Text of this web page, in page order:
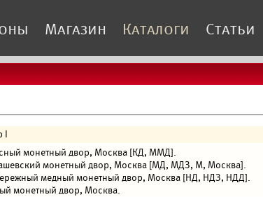
Магазин Каталоги Статьи
I
монетный двор, Москва [КД, ММД].
монетный двор, Москва [МД, МДЗ, М, Москва].
медный монетный двор, Москва [НД, НДЗ, НДД].
монетный двор, Москва.